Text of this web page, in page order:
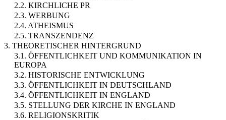
2.2. KIRCHLICHE PR
2.3. WERBUNG
2.4. ATHEISMUS
2.5. TRANSZENDENZ
3. THEORETISCHER HINTERGRUND
3.1. ÖFFENTLICHKEIT UND KOMMUNIKATION IN
EUROPA
3.2. HISTORISCHE ENTWICKLUNG
3.3. ÖFFENTLICHKEIT IN DEUTSCHLAND
3.4. ÖFFENTLICHKEIT IN ENGLAND
3.5. STELLUNG DER KIRCHE IN ENGLAND
3.6. RELIGIONSKRITIK